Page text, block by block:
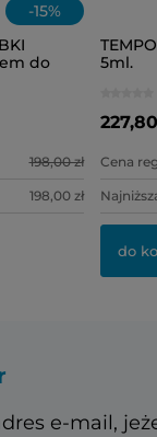
-15%
do
198,00 zł
198,00 zł
5ml.
Cena
do
e-mail,